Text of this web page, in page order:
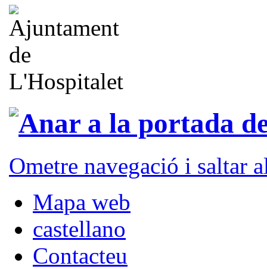
Ometre navegació i saltar
Mapa web
castellano
Contacteu